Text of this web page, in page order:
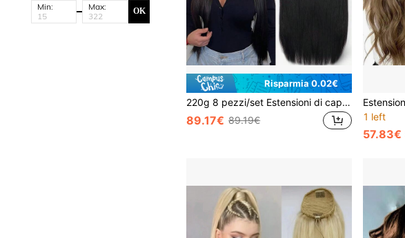
Min: Max: OK
Risparmia 0.02€
220g 8 pezzi/set Estensioni di capelli umani Remy dritti con molletta - Colore nero naturale - Lunghezza disponibile da 10 a 28 pollici - Per tutta la testa per le donne - Fermagli per capelli duraturi e resistenti
89.17€ 89.19€
1 left
57.83€